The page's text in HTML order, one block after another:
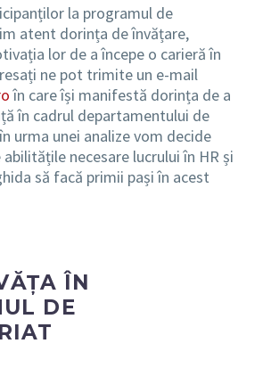
la programul de
atent dorința de învățare,
lor de a începe o carieră în
ne pot trimite un e-mail
în care își manifestă dorința de a
în cadrul departamentului de
urma unei analize vom decide
necesare lucrului în HR și
să facă primii pași în acest
ÎN
DE